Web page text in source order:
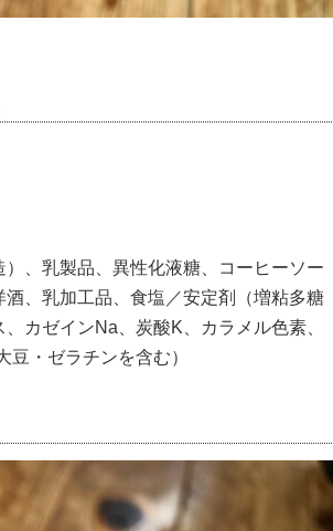
、乳製品、異性化液糖、コーヒーソー
、乳加工品、食塩／安定剤（増粘多糖
カゼインNa、炭酸K、カラメル色素、
・ゼラチンを含む）